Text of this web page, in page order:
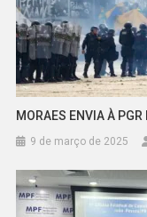
MORAES ENVIA À PGR
9 de março de 2025